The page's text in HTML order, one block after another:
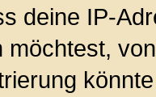
deine IP-
möchtest,